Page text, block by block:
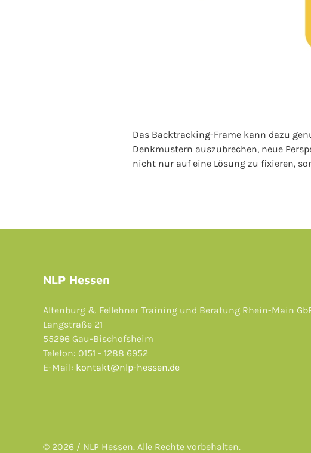
Das Backtracking-Frame kann dazu
Denkmustern auszubrechen, neue
nicht nur auf eine Lösung zu fixieren,
NLP Hessen
Altenburg & Fellehner Training und Beratung Rhein-Main
Langstraße 21
55296 Gau-Bischofsheim
Telefon: 0151 - 1288 6952
E-Mail: kontakt@nlp-hessen.de
© 2026 / NLP Hessen. Alle Rechte vorbehalten.